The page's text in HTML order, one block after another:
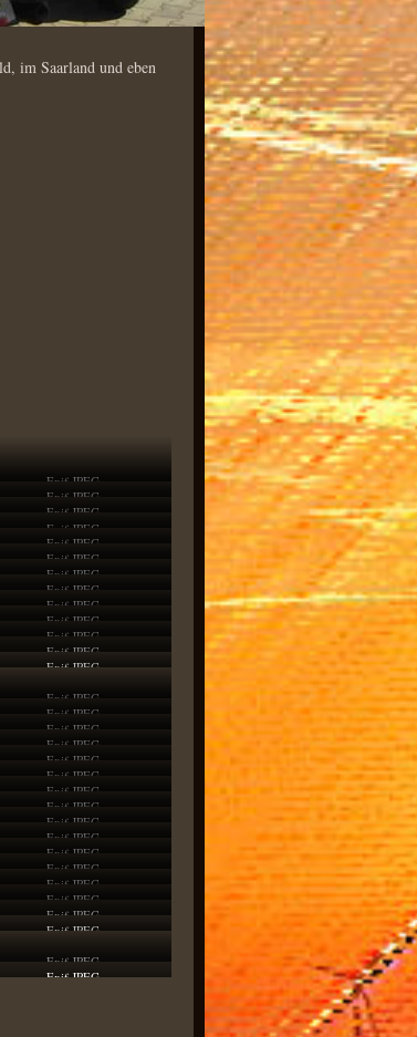
im Saarland und eben
Exif JPEG
Exif JPEG
Exif JPEG
Exif JPEG
Exif JPEG
Exif JPEG
Exif JPEG
Exif JPEG
Exif JPEG
Exif JPEG
Exif JPEG
Exif JPEG
Exif JPEG
Exif JPEG
Exif JPEG
Exif JPEG
Exif JPEG
Exif JPEG
Exif JPEG
Exif JPEG
Exif JPEG
Exif JPEG
Exif JPEG
Exif JPEG
Exif JPEG
Exif JPEG
Exif JPEG
Exif JPEG
Exif JPEG
Exif JPEG
Exif JPEG